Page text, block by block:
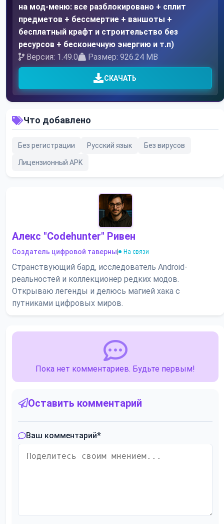
на мод-меню: все разблокировано + сплит
предметов + бессмертие + ваншоты +
бесплатный крафт и строительство без
ресурсов + бесконечную энергию и т.п)
Версия: 1.49.0
Размер: 926.24 MB
СКАЧАТЬ
Что добавлено
Без регистрации Русский язык Без вирусов
Лицензионный APK
Алекс "Codehunter" Ривен
Создатель цифровой таверны На связи
Странствующий бард, исследователь Android-
реальностей и коллекционер редких модов.
Открываю легенды и делюсь магией хака с
путниками цифровых миров.
Пока нет комментариев. Будьте первым!
Оставить комментарий
Ваш комментарий*